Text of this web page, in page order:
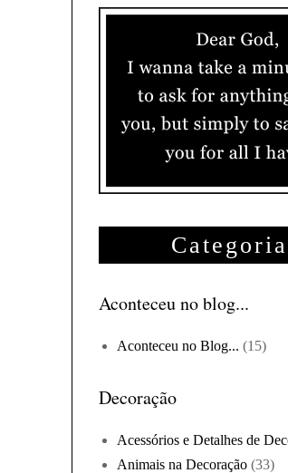
Aconteceu no blog...
Aconteceu no Blog... (15)
Decoração
Acessórios e Detalhes de
Animais na Decoração (33)